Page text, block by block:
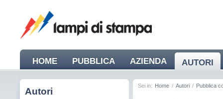
HOME PUBBLICA AZIENDA AUTORI
Autori
Sei in: Home / Autori / Pubblica